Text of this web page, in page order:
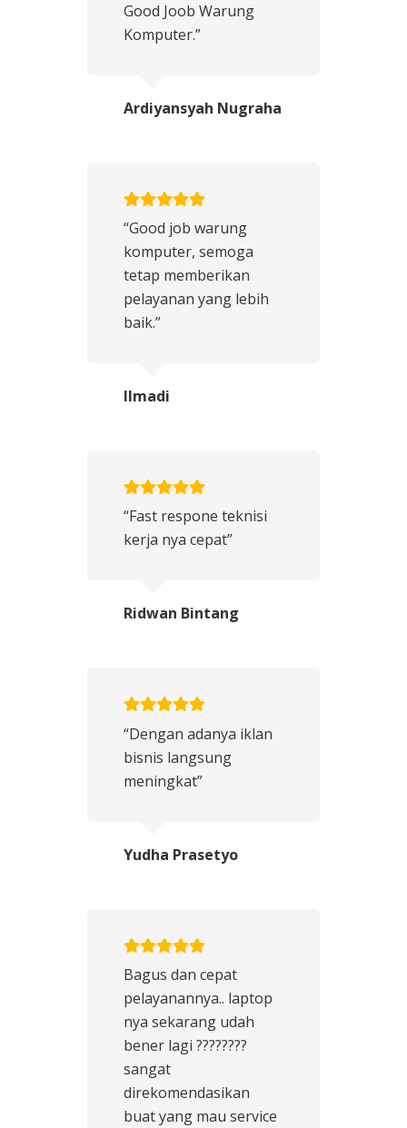
Good Joob Warung
Komputer.”
Ardiyansyah Nugraha
“Good job warung
komputer, semoga
tetap memberikan
pelayanan yang lebih
baik.”
Ilmadi
“Fast respone teknisi
kerja nya cepat”
Ridwan Bintang
“Dengan adanya iklan
bisnis langsung
meningkat”
Yudha Prasetyo
Bagus dan cepat
pelayanannya.. laptop
nya sekarang udah
bener lagi ????????
sangat
direkomendasikan
buat yang mau service